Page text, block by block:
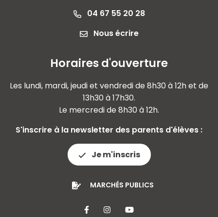
04 67 55 20 28
Nous écrire
Horaires d'ouverture
Les lundi, mardi, jeudi et vendredi de 8h30 à 12h et de
13h30 à 17h30.
Le mercredi de 8h30 à 12h.
S'inscrire à la newsletter des parents d'élèves :
Je m'inscris
MARCHÉS PUBLICS
Lien vers le compte Facebook
Lien vers le compte
Lien vers la chaîne